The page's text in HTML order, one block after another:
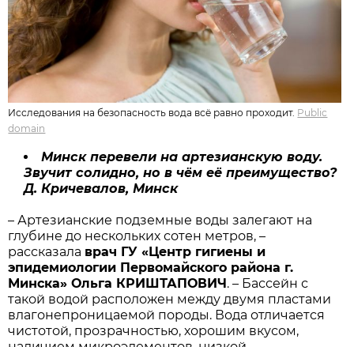
Исследования на безопасность вода всё равно проходит. Public
domain
Минск перевели на артезианскую воду.
Звучит солидно, но в чём её преимущество?
Д. Кричевалов, Минск
– Артезианские подземные воды залегают на
глубине до нескольких сотен метров, –
рассказала врач ГУ «Центр гигиены и
эпидемиологии Первомайского района г.
Минска» Ольга КРИШТАПОВИЧ . – Бассейн с
такой водой расположен между двумя пластами
влагонепроницаемой породы. Вода отличается
чистотой, прозрачностью, хорошим вкусом,